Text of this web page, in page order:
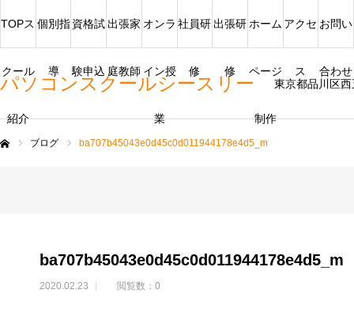
パソコンスクールシースリー 東京都品川区
TOPス
クール
紹介
個別指
導
資格試
験申込
出張家
庭教師
オンラ
イン授
業
社員研
修
出張研
修
ホーム
ページ
制作
アクセ
ス
お問い
合わせ
ブログ ba707b45043e0d45c0d011944178e4d5_m
ba707b45043e0d45c0d011944178e4d5_m
2020.02.23 閲覧数：0